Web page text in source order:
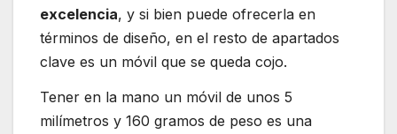
excelencia, y si bien puede ofrecerla en
términos de diseño, en el resto de apartados
clave es un móvil que se queda cojo.
Tener en la mano un móvil de unos 5
milímetros y 160 gramos de peso es una